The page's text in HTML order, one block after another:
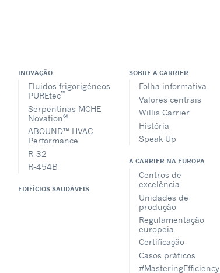
INOVAÇÃO
Fluidos frigorigéneos
PUREtec™
Serpentinas MCHE
Novation®
ABOUND™ HVAC
Performance
R-32
R-454B
EDIFÍCIOS SAUDÁVEIS
SOBRE A CARRIER
Folha informativa
Valores centrais
Willis Carrier
História
Speak Up
A CARRIER NA EUROPA
Centros de
excelência
Unidades de
produção
Regulamentação
europeia
Certificação
Casos práticos
#MasteringEfficiency